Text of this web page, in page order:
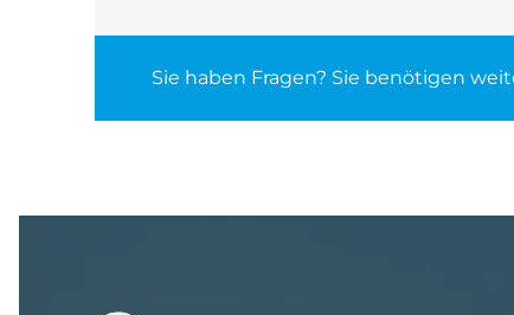
Sie haben Fragen? Sie benötigen